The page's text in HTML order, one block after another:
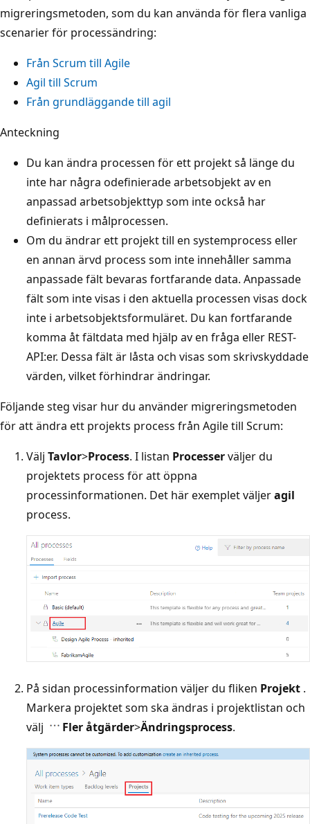
migreringsmetoden, som du kan använda för flera vanliga
scenarier för processändring:
Från Scrum till Agile
Agil till Scrum
Från grundläggande till agil
Anteckning
Du kan ändra processen för ett projekt så länge du
inte har några odefinierade arbetsobjekt av en
anpassad arbetsobjekttyp som inte också har
definierats i målprocessen.
Om du ändrar ett projekt till en systemprocess eller
en annan ärvd process som inte innehåller samma
anpassade fält bevaras fortfarande data. Anpassade
fält som inte visas i den aktuella processen visas dock
inte i arbetsobjektsformuläret. Du kan fortfarande
komma åt fältdata med hjälp av en fråga eller REST-
API:er. Dessa fält är låsta och visas som skrivskyddade
värden, vilket förhindrar ändringar.
Följande steg visar hur du använder migreringsmetoden
för att ändra ett projekts process från Agile till Scrum:
Välj Tavlor>Process. I listan Processerväljer du
projektets process för att öppna
processinformationen. Det här exemplet väljeragil
process.
På sidan processinformation väljer du fliken Projekt .
Markera projektet som ska ändras i projektlistan och
välj
Fler åtgärder>Ändringsprocess.